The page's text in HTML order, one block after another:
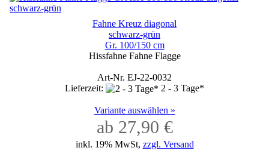
Fahne Kreuz diagonal
schwarz-grün
Gr. 100/150 cm
Hissfahne Fahne Flagge
Art-Nr. EJ-22-0032
Lieferzeit:
2 - 3 Tage*
Variante auswählen »
ab 27,90 €
inkl. 19% MwSt, zzgl. Versand